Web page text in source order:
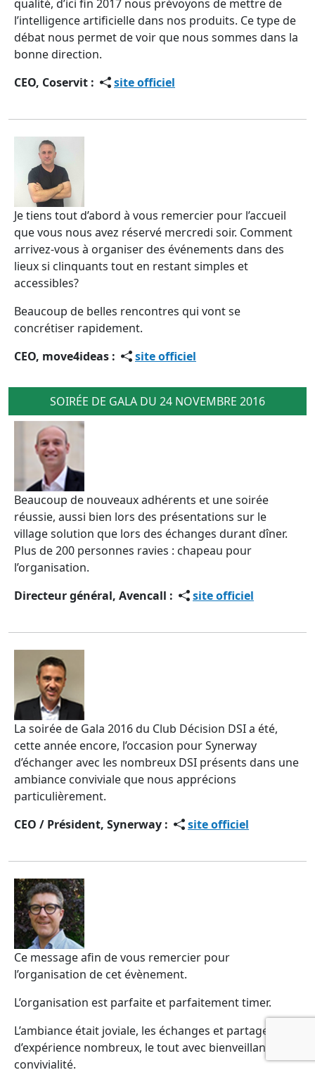
qualité, d’ici fin 2017 nous prévoyons de mettre de
l’intelligence artificielle dans nos produits. Ce type de
débat nous permet de voir que nous sommes dans la
bonne direction.
CEO, Coservit :
site officiel
Je tiens tout d’abord à vous remercier pour l’accueil
que vous nous avez réservé mercredi soir. Comment
arrivez-vous à organiser des événements dans des
lieux si clinquants tout en restant simples et
accessibles?
Beaucoup de belles rencontres qui vont se
concrétiser rapidement.
CEO, move4ideas :
site officiel
SOIRÉE DE GALA DU 24 NOVEMBRE 2016
Beaucoup de nouveaux adhérents et une soirée
réussie, aussi bien lors des présentations sur le
village solution que lors des échanges durant dîner.
Plus de 200 personnes ravies : chapeau pour
l’organisation.
Directeur général, Avencall :
site officiel
La soirée de Gala 2016 du Club Décision DSI a été,
cette année encore, l’occasion pour Synerway
d’échanger avec les nombreux DSI présents dans une
ambiance conviviale que nous apprécions
particulièrement.
CEO / Président, Synerway :
site officiel
Ce message afin de vous remercier pour
l’organisation de cet évènement.
L’organisation est parfaite et parfaitement timer.
L’ambiance était joviale, les échanges et partages
d’expérience nombreux, le tout avec bienveillance et
convivialité.